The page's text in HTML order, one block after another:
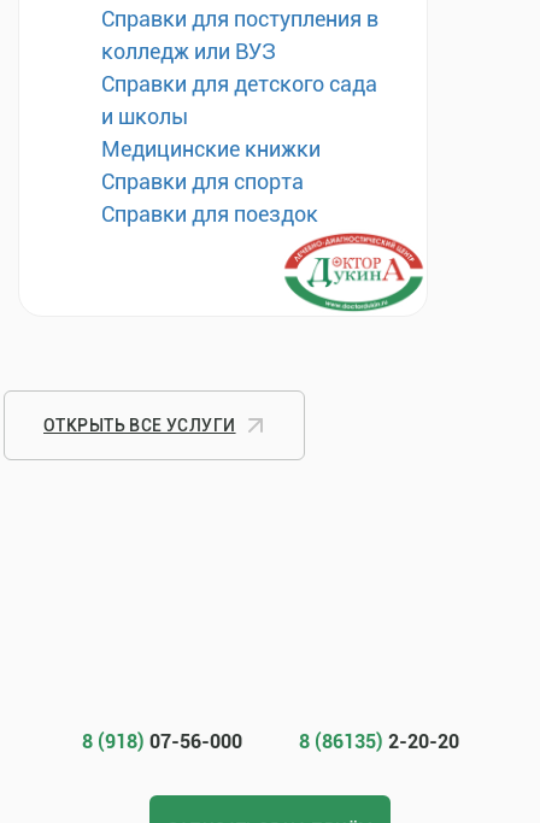
Справки для поступления в
колледж или ВУЗ
Справки для детского сада
и школы
Медицинские книжки
Справки для спорта
Справки для поездок
ОТКРЫТЬ ВСЕ УСЛУГИ
8 (918) 07-56-000 8 (86135) 2-20-20